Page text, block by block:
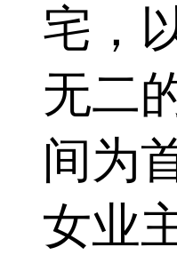
宅，
无二
间为
女业